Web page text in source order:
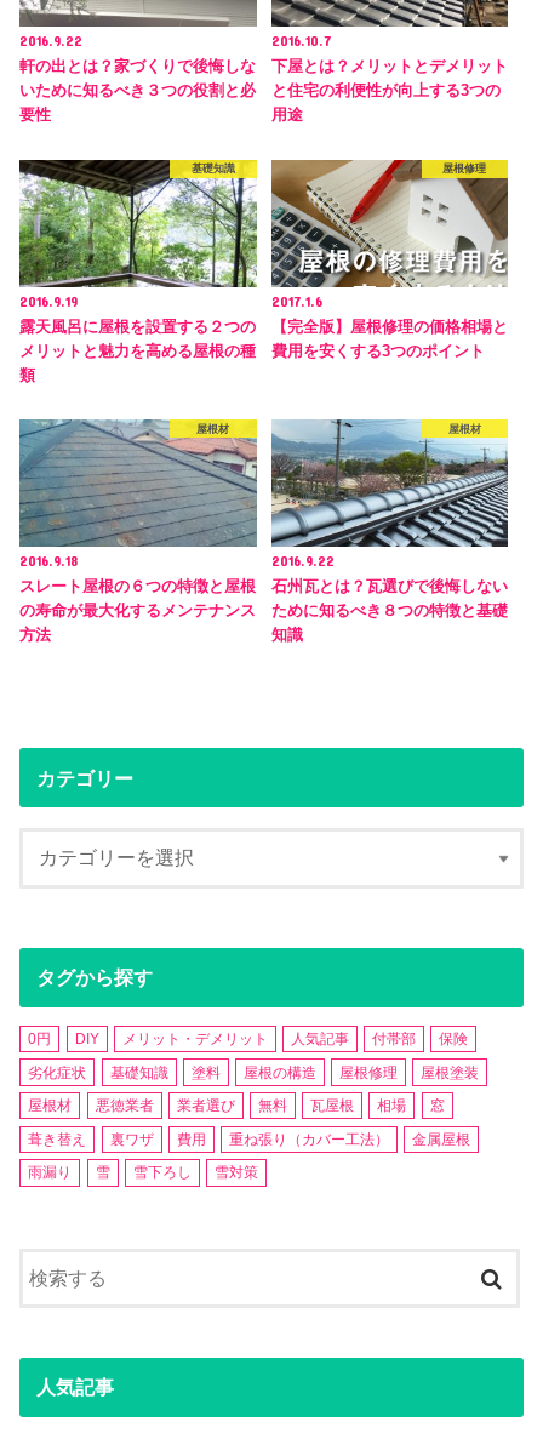
2016.9.22
軒の出とは？家づくりで後悔しな
いために知るべき３つの役割と必
要性
2016.10.7
下屋とは？メリットとデメリット
と住宅の利便性が向上する3つの
用途
基礎知識
2016.9.19
露天風呂に屋根を設置する２つの
メリットと魅力を高める屋根の種
類
屋根修理
2017.1.6
【完全版】屋根修理の価格相場と
費用を安くする3つのポイント
屋根材
2016.9.18
スレート屋根の６つの特徴と屋根
の寿命が最大化するメンテナンス
方法
屋根材
2016.9.22
石州瓦とは？瓦選びで後悔しない
ために知るべき８つの特徴と基礎
知識
カテゴリー
タグから探す
0円 DIY メリット・デメリット 人気記事 付帯部
保険
劣化症状
基礎知識 塗料 屋根の構造 屋根修理
屋根塗装
屋根材
悪徳業者 業者選び 無料 瓦屋根 相場
窓
葺き替え
裏ワザ 費用 重ね張り（カバー工法）
金属屋根
雨漏り
雪 雪下ろし 雪対策
人気記事